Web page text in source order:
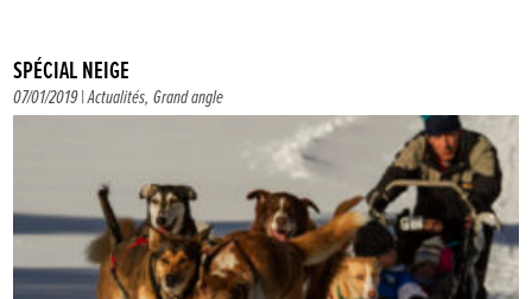
SPÉCIAL NEIGE
07/01/2019 |Actualités,Grand angle